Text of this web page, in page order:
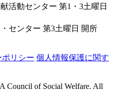
活動センター 第1・3土曜日
センター 第3土曜日 開所
リシー 個人情報保護に関す
Council of Social Welfare. All